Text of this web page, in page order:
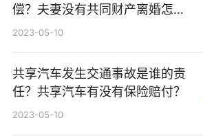
偿？夫妻没有共同财产离婚怎么
判？
2023-05-10
共享汽车发生交通事故是谁的责
任？共享汽车有没有保险赔付？
2023-05-10